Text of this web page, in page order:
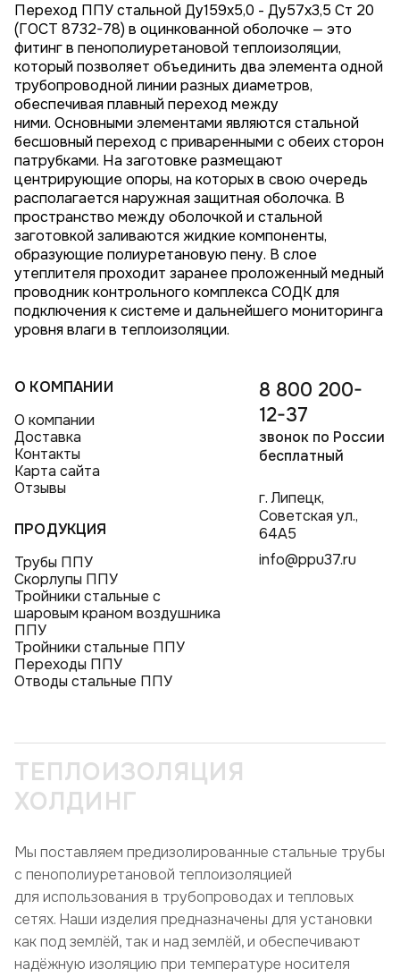
Переход ППУ стальной Ду159х5,0 - Ду57x3,5 Ст 20
(ГОСТ 8732-78) в оцинкованной оболочке — это
фитинг в пенополиуретановой теплоизоляции,
который позволяет объединить два элемента одной
трубопроводной линии разных диаметров,
обеспечивая плавный переход между
ними. Основными элементами являются стальной
бесшовный переход с приваренными с обеих сторон
патрубками. На заготовке размещают
центрирующие опоры, на которых в свою очередь
располагается наружная защитная оболочка. В
пространство между оболочкой и стальной
заготовкой заливаются жидкие компоненты,
образующие полиуретановую пену. В слое
утеплителя проходит заранее проложенный медный
проводник контрольного комплекса СОДК для
подключения к системе и дальнейшего мониторинга
уровня влаги в теплоизоляции.
О КОМПАНИИ
О компании
Доставка
Контакты
Карта сайта
Отзывы
ПРОДУКЦИЯ
Трубы ППУ
Скорлупы ППУ
Тройники стальные с
шаровым краном воздушника
ППУ
Тройники стальные ППУ
Переходы ППУ
Отводы стальные ППУ
8 800 200-
12-37
звонок по России
бесплатный
г. Липецк,
Советская ул.,
64А5
info@ppu37.ru
ТЕПЛОИЗОЛЯЦИЯ
ХОЛДИНГ
Мы поставляем предизолированные стальные трубы
с пенополиуретановой теплоизоляцией
для использования в трубопроводах и тепловых
сетях. Наши изделия предназначены для установки
как под землёй, так и над землёй, и обеспечивают
надёжную изоляцию при температуре носителя